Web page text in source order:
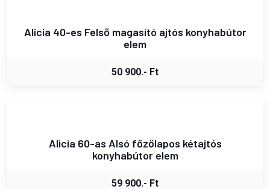
Alicia 40-es Felső magasító ajtós konyhabútor
elem
50 900.- Ft
Alicia 60-as Alsó főzőlapos kétajtós
konyhabútor elem
59 900.- Ft